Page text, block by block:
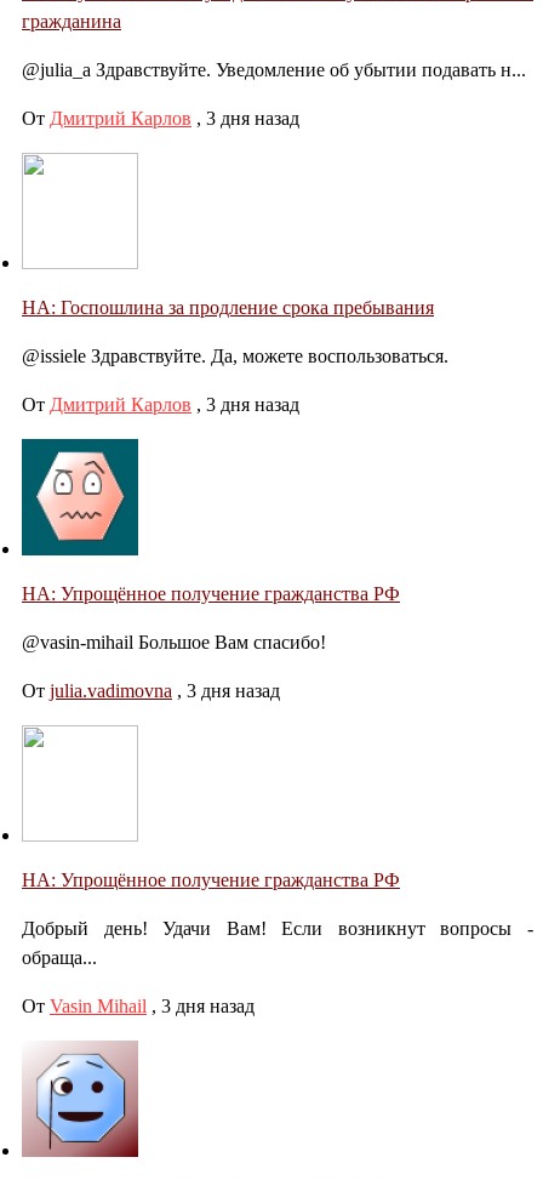
гражданина
@julia_a Здравствуйте. Уведомление об убытии подавать н...
От Дмитрий Карлов , 3 дня назад
НА: Госпошлина за продление срока пребывания
@issiele Здравствуйте. Да, можете воспользоваться.
От Дмитрий Карлов , 3 дня назад
НА: Упрощённое получение гражданства РФ
@vasin-mihail Большое Вам спасибо!
От julia.vadimovna , 3 дня назад
НА: Упрощённое получение гражданства РФ
Добрый день! Удачи Вам! Если возникнут вопросы -
обраща...
От Vasin Mihail , 3 дня назад